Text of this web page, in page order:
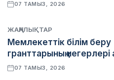
07 ТАМЫЗ, 2026
ЖАҢАЛЫҚТАР
Мемлекеттік білім беру
гранттарының
07 ТАМЫЗ, 2026